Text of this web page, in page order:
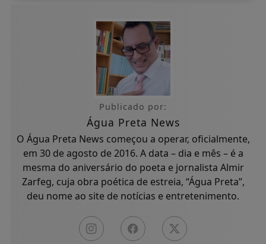
Publicado por:
Água Preta News
O Água Preta News começou a operar, oficialmente,
em 30 de agosto de 2016. A data – dia e mês – é a
mesma do aniversário do poeta e jornalista Almir
Zarfeg, cuja obra poética de estreia, “Água Preta”,
deu nome ao site de notícias e entretenimento.